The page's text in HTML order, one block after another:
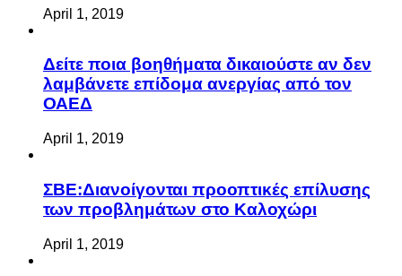
April 1, 2019
Δείτε ποια βοηθήματα δικαιούστε αν δεν
λαμβάνετε επίδομα ανεργίας από τον
ΟΑΕΔ
April 1, 2019
ΣΒΕ:Διανοίγονται προοπτικές επίλυσης
των προβλημάτων στο Καλοχώρι
April 1, 2019